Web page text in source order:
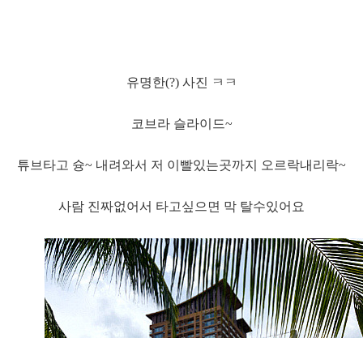
유명한(?) 사진 ㅋㅋ
코브라 슬라이드~
튜브타고 슝~ 내려와서 저 이빨있는곳까지 오르락내리락~
사람 진짜없어서 타고싶으면 막 탈수있어요